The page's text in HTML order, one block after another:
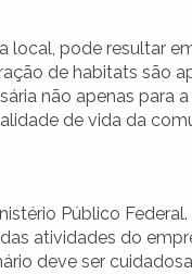
pode resultar
de habitats são
não apenas para
de vida da
Público
atividades do
deve ser